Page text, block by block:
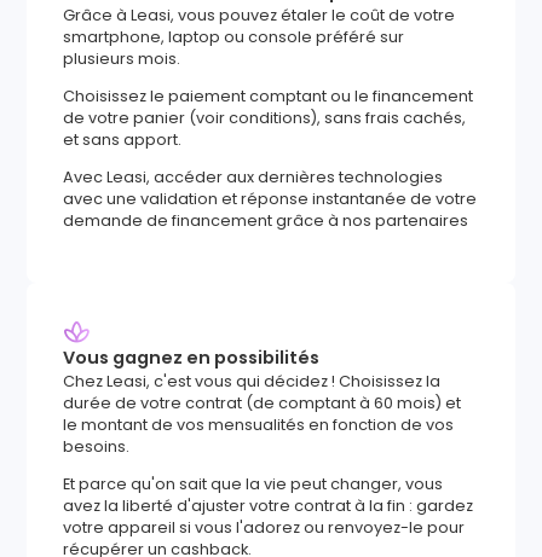
Grâce à Leasi, vous pouvez étaler le coût de votre
smartphone, laptop ou console préféré sur
plusieurs mois.
Choisissez le paiement comptant ou le financement
de votre panier (voir conditions), sans frais cachés,
et sans apport.
Avec Leasi, accéder aux dernières technologies
avec une validation et réponse instantanée de votre
demande de financement grâce à nos partenaires
Vous gagnez en possibilités
Chez Leasi, c'est vous qui décidez ! Choisissez la
durée de votre contrat (de comptant à 60 mois) et
le montant de vos mensualités en fonction de vos
besoins.
Et parce qu'on sait que la vie peut changer, vous
avez la liberté d'ajuster votre contrat à la fin : gardez
votre appareil si vous l'adorez ou renvoyez-le pour
récupérer un cashback.